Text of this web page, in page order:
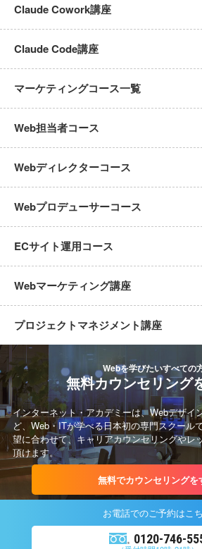
Claude Cowork講座
Claude Code講座
マーケティングコース一覧
Web担当者コース
Webディレクターコース
Webプロデューサーコース
ECサイト運用コース
Webマーケティング講座
プロジェクトマネジメント講座
Webを学びたいすべての
無料カウンセリング
インターネット・アカデミーは、Webデザイ
ど、Web・ITが学べる日本初の専門スクール
望に合わせて、キャリアカウンセリングやレ
頂けます。
無料でカウンセリングを
お電話でのご予約はこ
0120-746-